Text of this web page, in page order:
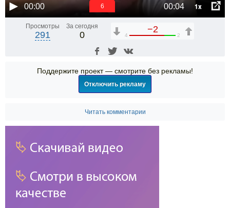
00:00 00:04 1x
6
Просмотры
291
За сегодня
0
−2
4 2
Поддержите проект — смотрите без рекламы!
Отключить рекламу
Читать комментарии